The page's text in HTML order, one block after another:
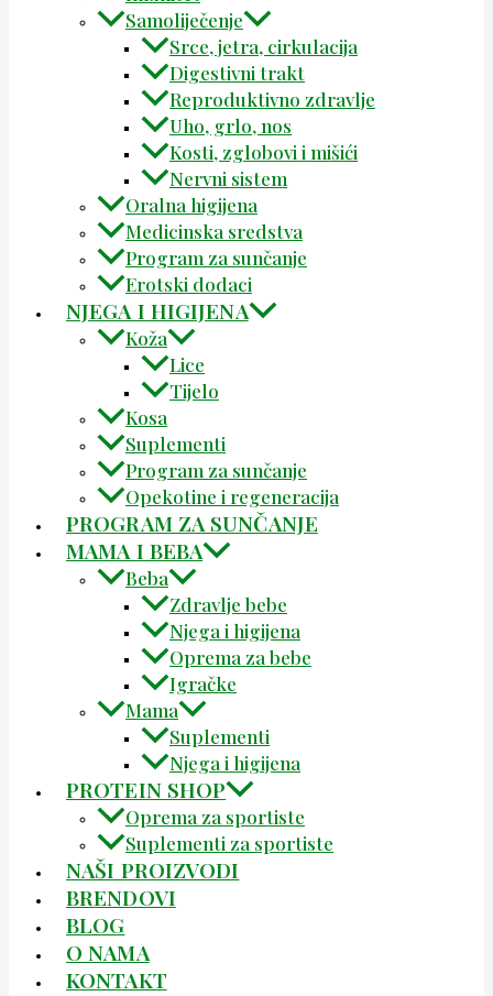
Samoliječenje
Srce, jetra, cirkulacija
Digestivni trakt
Reproduktivno zdravlje
Uho, grlo, nos
Kosti, zglobovi i mišići
Nervni sistem
Oralna higijena
Medicinska sredstva
Program za sunčanje
Erotski dodaci
NJEGA I HIGIJENA
Koža
Lice
Tijelo
Kosa
Suplementi
Program za sunčanje
Opekotine i regeneracija
PROGRAM ZA SUNČANJE
MAMA I BEBA
Beba
Zdravlje bebe
Njega i higijena
Oprema za bebe
Igračke
Mama
Suplementi
Njega i higijena
PROTEIN SHOP
Oprema za sportiste
Suplementi za sportiste
NAŠI PROIZVODI
BRENDOVI
BLOG
O NAMA
KONTAKT